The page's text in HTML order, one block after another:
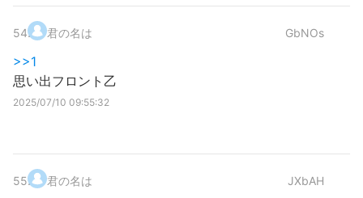
54. 君の名は GbNOs
>>1
思い出フロント乙
2025/07/10 09:55:32
55. 君の名は JXbAH